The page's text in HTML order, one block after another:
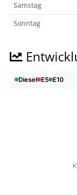
Samstag
Sonntag